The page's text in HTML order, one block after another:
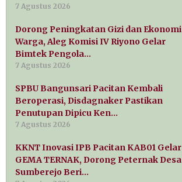
7 Agustus 2026
Dorong Peningkatan Gizi dan Ekonomi
Warga, Aleg Komisi IV Riyono Gelar
Bimtek Pengola…
7 Agustus 2026
SPBU Bangunsari Pacitan Kembali
Beroperasi, Disdagnaker Pastikan
Penutupan Dipicu Ken…
7 Agustus 2026
KKNT Inovasi IPB Pacitan KAB01 Gelar
GEMA TERNAK, Dorong Peternak Desa
Sumberejo Beri…